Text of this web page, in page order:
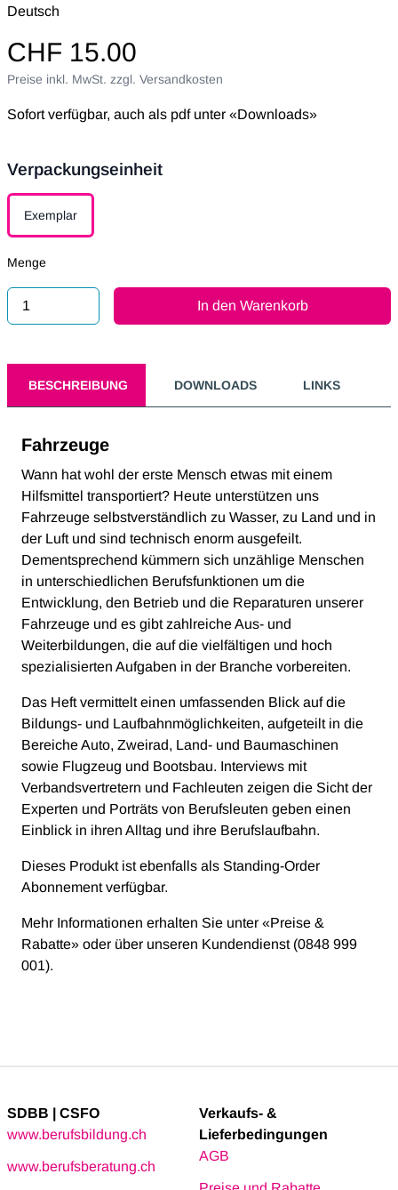
Deutsch
CHF 15.00
Preise inkl. MwSt. zzgl. Versandkosten
Sofort verfügbar, auch als pdf unter «Downloads»
Verpackungseinheit
Verpackungseinheit
Exemplar
Menge
In den Warenkorb
BESCHREIBUNG DOWNLOADS LINKS
Fahrzeuge
Wann hat wohl der erste Mensch etwas mit einem
Hilfsmittel transportiert? Heute unterstützen uns
Fahrzeuge selbstverständlich zu Wasser, zu Land und in
der Luft und sind technisch enorm ausgefeilt.
Dementsprechend kümmern sich unzählige Menschen
in unterschiedlichen Berufsfunktionen um die
Entwicklung, den Betrieb und die Reparaturen unserer
Fahrzeuge und es gibt zahlreiche Aus- und
Weiterbildungen, die auf die vielfältigen und hoch
spezialisierten Aufgaben in der Branche vorbereiten.
Das Heft vermittelt einen umfassenden Blick auf die
Bildungs- und Laufbahnmöglichkeiten, aufgeteilt in die
Bereiche Auto, Zweirad, Land- und Baumaschinen
sowie Flugzeug und Bootsbau. Interviews mit
Verbandsvertretern und Fachleuten zeigen die Sicht der
Experten und Porträts von Berufsleuten geben einen
Einblick in ihren Alltag und ihre Berufslaufbahn.
Dieses Produkt ist ebenfalls als Standing-Order
Abonnement verfügbar.
Mehr Informationen erhalten Sie unter «Preise &
Rabatte» oder über unseren Kundendienst (0848 999
001).
SDBB | CSFO
www.berufsbildung.ch
www.berufsberatung.ch
Verkaufs- &
Lieferbedingungen
AGB